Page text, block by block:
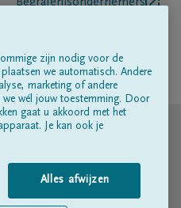
Begrafenisondernemers
zijn nodig voor de
we automatisch. Andere
marketing of andere
wél jouw toestemming. Door
gaat u akkoord met het
Je kan ook je
Alles afwijzen